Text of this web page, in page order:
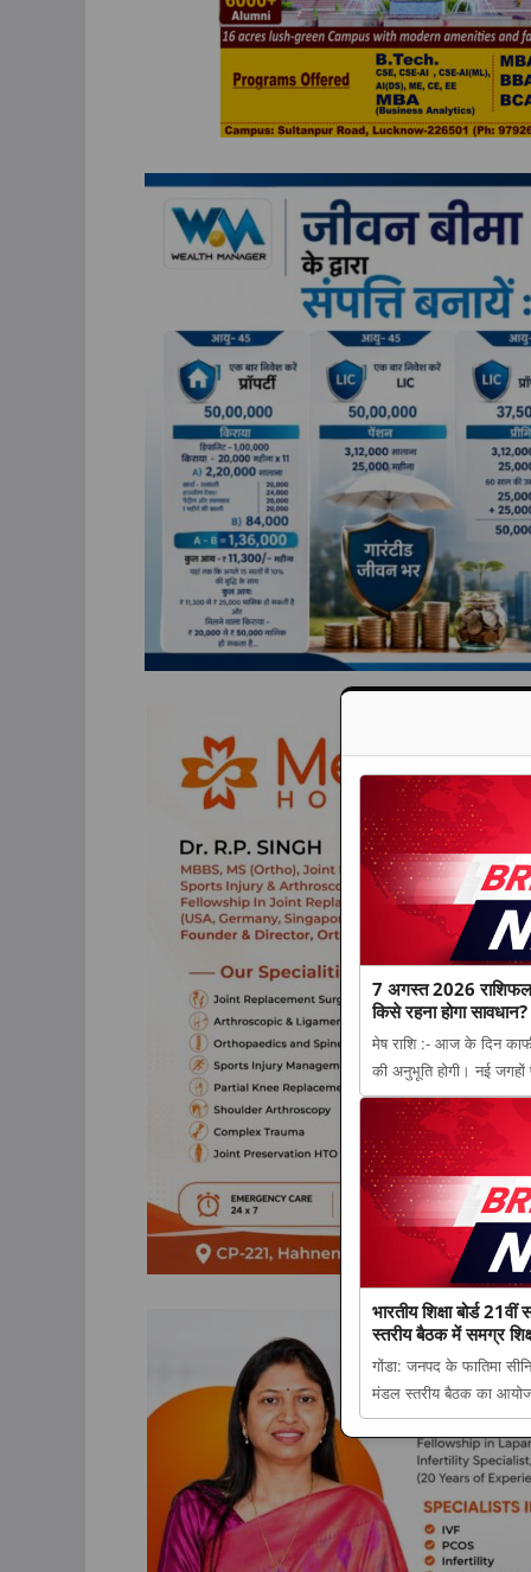
7 अगस्त 2026
किसे रहना होगा
मेष राशि :- आज के दिन
की अनुभूति होगी। नई
राशिफल: किन राशियों की
पढ़ें सभी 12 राशियों का
Tribun...
भारतीय शिक्षा बोर्ड
स्तरीय बैठक में समग्र
गोंडा: जनपद के फातिमा
मंडल स्तरीय बैठक का
शिक्षा बोर्ड 21वीं सदी की
समग्र शिक्षा और कौशल